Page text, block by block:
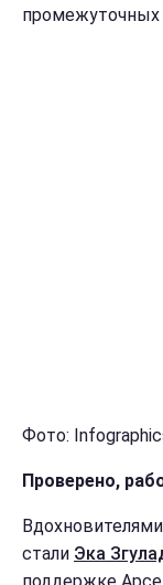
промежуточных
Фото:
Проверено,
стали Эка
поддержке